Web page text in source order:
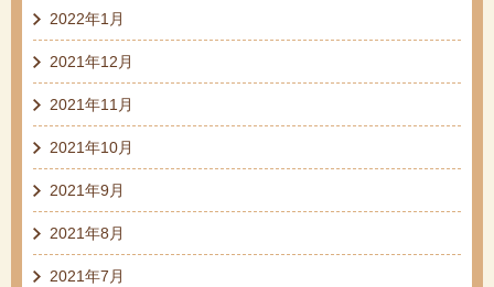
2022年1月
2021年12月
2021年11月
2021年10月
2021年9月
2021年8月
2021年7月